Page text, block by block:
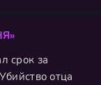
срок за
отца